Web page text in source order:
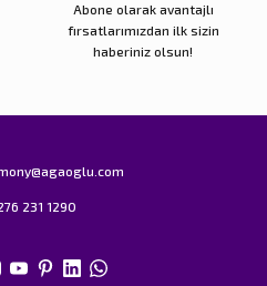
Abone olarak avantajlı
fırsatlarımızdan ilk sizin
haberiniz olsun!
231 1290